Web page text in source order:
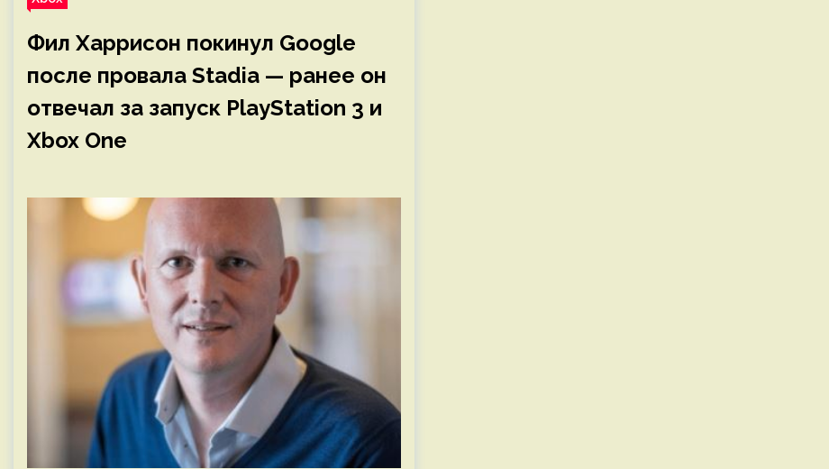
Фил Харрисон покинул Google
после провала Stadia — ранее он
отвечал за запуск PlayStation 3 и
Xbox One